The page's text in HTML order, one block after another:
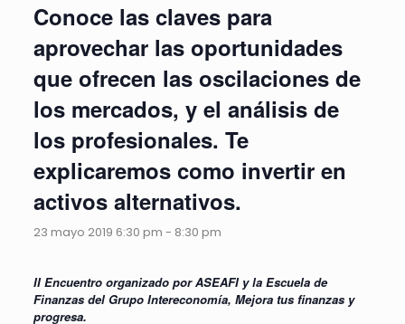
Conoce las claves para
aprovechar las oportunidades
que ofrecen las oscilaciones de
los mercados, y el análisis de
los profesionales. Te
explicaremos como invertir en
activos alternativos.
23 mayo 2019 6:30 pm - 8:30 pm
II Encuentro organizado por ASEAFI y la Escuela de
Finanzas del Grupo Intereconomía, Mejora tus finanzas y
progresa.